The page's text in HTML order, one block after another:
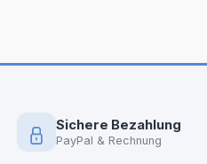
Sichere Bezahlung
PayPal & Rechnung